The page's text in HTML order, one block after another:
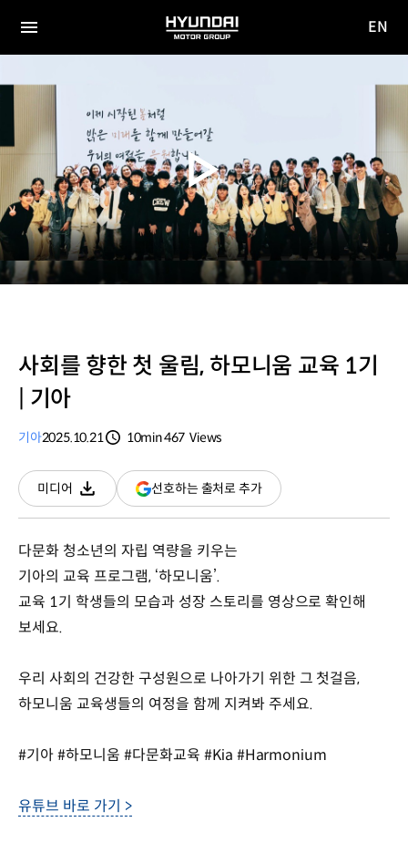
전체
HYUNDAI
MOTOR
이동
EN
사회를 향한 첫 울림, 하모니움 교육 1기
| 기아
기아2025.10.21
10min467 Views
미디어
다운로드
선호하는 출처로 추가(새
창
다문화 청소년의 자립 역량을 키우는
기아의 교육 프로그램, ‘하모니움’.
교육 1기 학생들의 모습과 성장 스토리를 영상으로 확인해
보세요.
우리 사회의 건강한 구성원으로 나아가기 위한 그 첫걸음,
하모니움 교육생들의 여정을 함께 지켜봐 주세요.
#기아 #하모니움 #다문화교육 #Kia #Harmonium
유튜브 바로 가기 >